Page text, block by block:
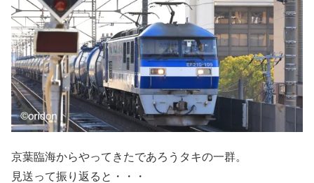
京葉臨海からやってきたであろうタキの一群。
見送って振り返ると・・・